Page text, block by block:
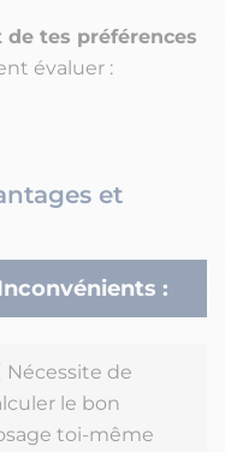
tes préférences
évaluer :
et
:
Nécessite de
le bon
toi-même